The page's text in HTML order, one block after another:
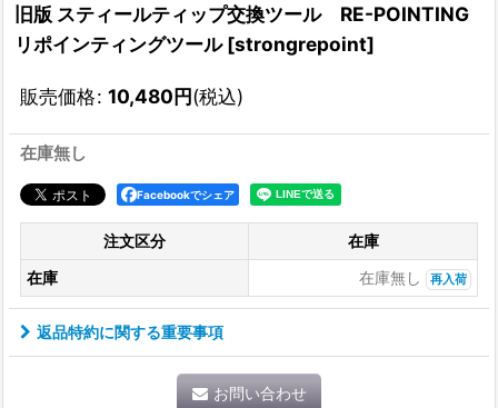
旧版 スティールティップ交換ツール RE-POINTING
リポインティングツール [strongrepoint]
販売価格: 10,480円(税込)
在庫無し
Facebookでシェア
注文区分
在庫
在庫
在庫無し 再入荷
返品特約に関する重要事項
お問い合わせ